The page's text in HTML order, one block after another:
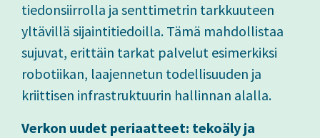
tiedonsiirrolla ja senttimetrin tarkkuuteen
yltävillä sijaintitiedoilla. Tämä mahdollistaa
sujuvat, erittäin tarkat palvelut esimerkiksi
robotiikan, laajennetun todellisuuden ja
kriittisen infrastruktuurin hallinnan alalla.
Verkon uudet periaatteet: tekoäly ja